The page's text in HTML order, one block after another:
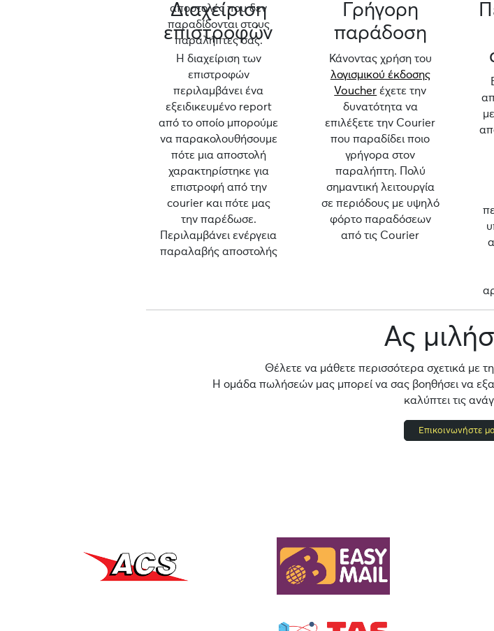
αποστολές που δεν
παραδίδονται στους
παραλήπτες σας.
Διαχείριση
επιστροφών
Η διαχείριση των
επιστροφών
περιλαμβάνει ένα
εξειδικευμένο report
από το οποίο μπορούμε
να παρακολουθήσουμε
πότε μια αποστολή
χαρακτηρίστηκε για
επιστροφή από την
courier και πότε μας
την παρέδωσε.
Περιλαμβάνει ενέργεια
παραλαβής αποστολής
Γρήγορη
παράδοση
Κάνοντας χρήση του
λογισμικού έκδοσης
Voucher έχετε την
δυνατότητα να
επιλέξετε την Courier
που παραδίδει ποιο
γρήγορα στον
παραλήπτη. Πολύ
σημαντική λειτουργία
σε περιόδους με υψηλό
φόρτο παραδόσεων
από τις Courier
Ας
Θέλετε να μάθετε περισσότερα σχετικά με
Η ομάδα πωλήσεών μας μπορεί να σας βοηθήσει να
καλύπτει τις
Επικοινωνήστε